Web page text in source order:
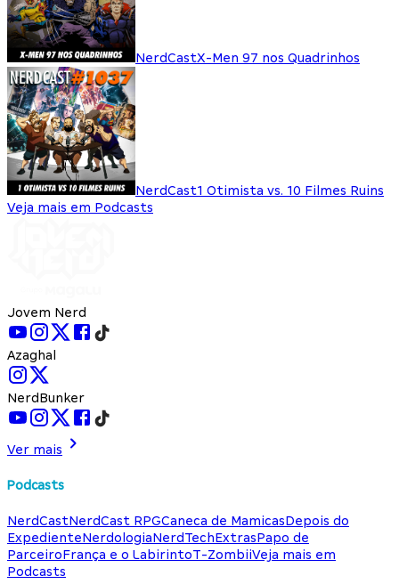
NerdCastX-Men 97 nos Quadrinhos
NerdCast1 Otimista vs. 10 Filmes Ruins
Veja mais em Podcasts
Jovem Nerd
Azaghal
NerdBunker
Ver mais
Podcasts
NerdCastNerdCast RPGCaneca de MamicasDepois do
ExpedienteNerdologiaNerdTechExtrasPapo de
ParceiroFrança e o LabirintoT-ZombiiVeja mais em
Podcasts